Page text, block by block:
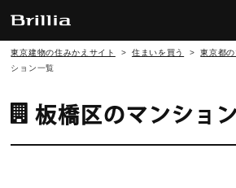
東京建物の住みかえサイト > 住まいを買う > 東京都
ション一覧
板橋区のマンショ